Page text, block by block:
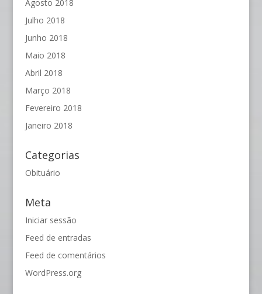
Agosto 2018
Julho 2018
Junho 2018
Maio 2018
Abril 2018
Março 2018
Fevereiro 2018
Janeiro 2018
Categorias
Obituário
Meta
Iniciar sessão
Feed de entradas
Feed de comentários
WordPress.org